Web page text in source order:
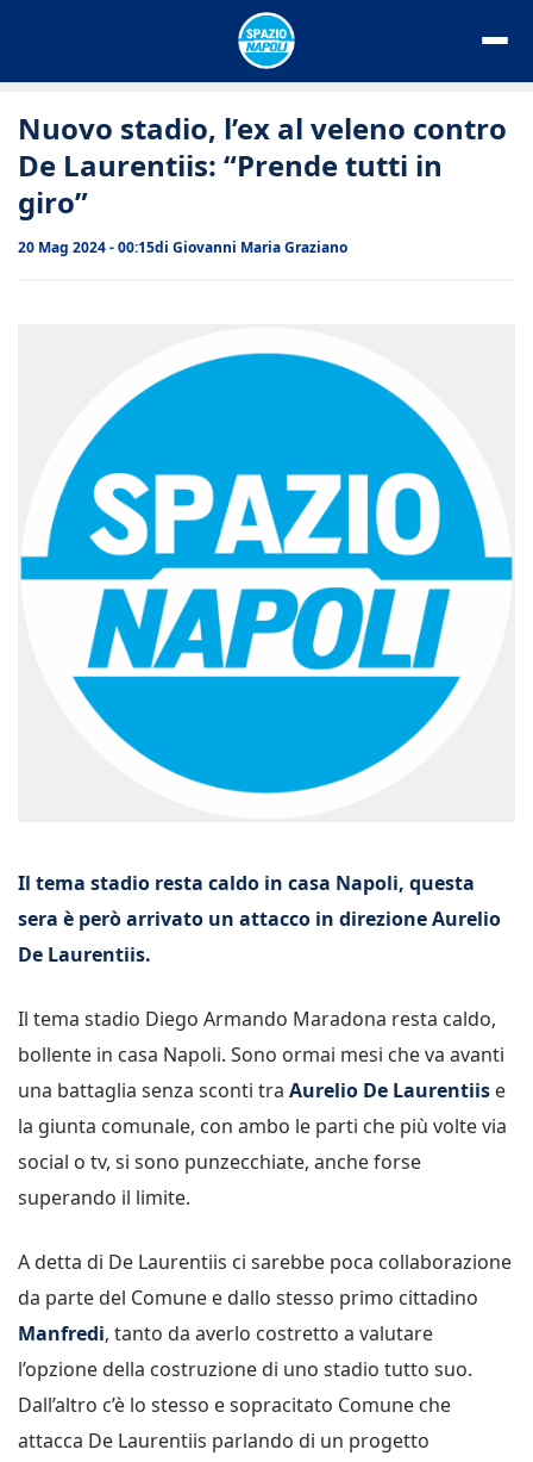
Nuovo stadio, l’ex al veleno contro
De Laurentiis: “Prende tutti in
giro”
20 Mag 2024 - 00:15di Giovanni Maria Graziano
Il tema stadio resta caldo in casa Napoli, questa
sera è però arrivato un attacco in direzione Aurelio
De Laurentiis.
Il tema stadio Diego Armando Maradona resta caldo,
bollente in casa Napoli. Sono ormai mesi che va avanti
una battaglia senza sconti tra Aurelio De Laurentiis e
la giunta comunale, con ambo le parti che più volte via
social o tv, si sono punzecchiate, anche forse
superando il limite.
A detta di De Laurentiis ci sarebbe poca collaborazione
da parte del Comune e dallo stesso primo cittadino
Manfredi, tanto da averlo costretto a valutare
l’opzione della costruzione di uno stadio tutto suo.
Dall’altro c’è lo stesso e sopracitato Comune che
attacca De Laurentiis parlando di un progetto